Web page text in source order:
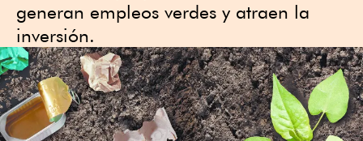
generan empleos verdes y atraen la
inversión.